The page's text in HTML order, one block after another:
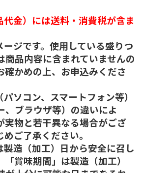
金）には送料・消費税が含ま
ジです。使用している盛りつ
商品内容に含まれていませんの
確かめの上、お申込みくださ
ソコン、スマートフォン等）
、ブラウザ等）の違いによ
実物と若干異なる場合がござ
ご了承ください。
造（加工）日から安全に召し
賞味期間」は製造（加工）